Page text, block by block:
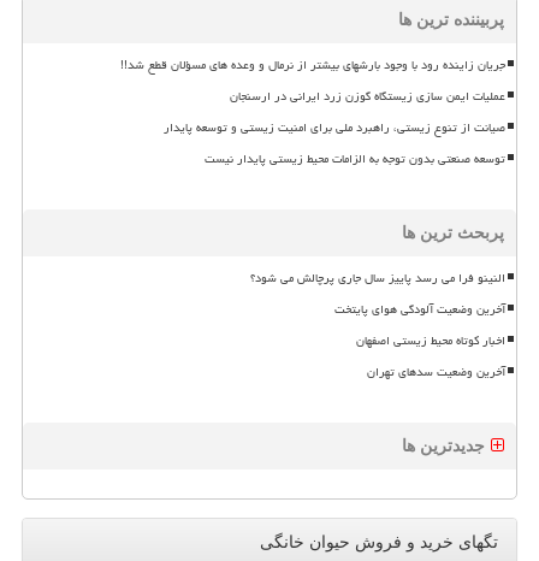
پربیننده ترین ها
جریان زاینده رود با وجود بارشهای بیشتر از نرمال و وعده های مسؤلان قطع شد!!
عملیات ایمن سازی زیستگاه گوزن زرد ایرانی در ارسنجان
صیانت از تنوع زیستی، راهبرد ملی برای امنیت زیستی و توسعه پایدار
توسعه صنعتی بدون توجه به الزامات محیط زیستی پایدار نیست
پربحث ترین ها
النینو فرا می رسد پاییز سال جاری پرچالش می شود؟
آخرین وضعیت آلودگی هوای پایتخت
اخبار کوتاه محیط زیستی اصفهان
آخرین وضعیت سدهای تهران
جدیدترین ها
تگهای خرید و فروش حیوان خانگی